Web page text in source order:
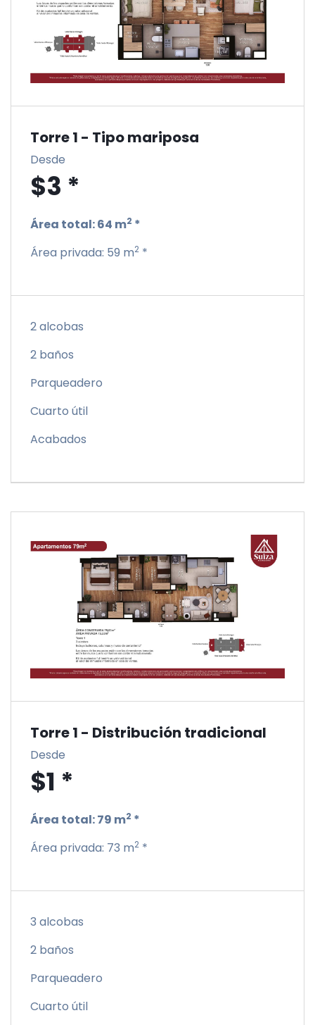
Torre 1 - Tipo mariposa
Desde
$3 *
Área total:64 m2 *
Área privada: 59 m2 *
2 alcobas
2 baños
Parqueadero
Cuarto útil
Acabados
Torre 1 - Distribución tradicional
Desde
$1 *
Área total:79 m2 *
Área privada: 73 m2 *
3 alcobas
2 baños
Parqueadero
Cuarto útil